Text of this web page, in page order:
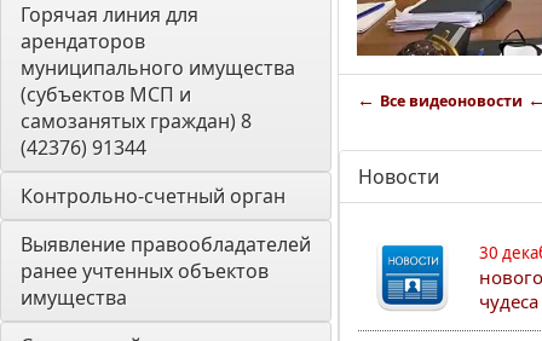
Горячая линия для
арендаторов
муниципального имущества
(субъектов МСП и
самозанятых граждан) 8
(42376) 91344
Контрольно-счетный орган
Выявление правообладателей
ранее учтенных объектов
имущества
← Все видеоновости
Новости
30